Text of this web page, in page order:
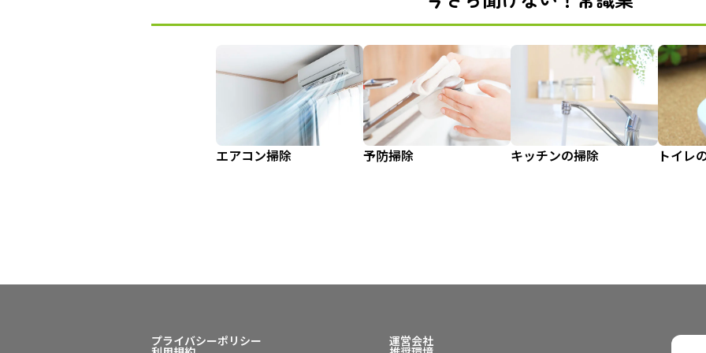
エアコン掃除 予防掃除 キッチンの掃除 トイレ
プライバシーポリシー 運営会社